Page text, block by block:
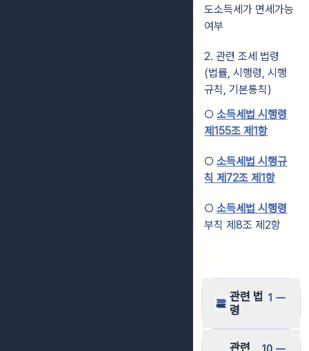
도소득세가 면세가능
여부
2. 관련 조세 법령
(법률, 시행령, 시행
규칙, 기본통칙)
○소득세법 시행령
제155조 제1항
○소득세법 시행규
칙 제72조 제1항
○소득세법 시행령
부칙 제8조 제2항
관련 법
령
1
관련